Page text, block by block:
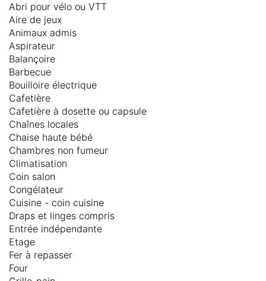
Abri pour vélo ou VTT
Aire de jeux
Animaux admis
Aspirateur
Balançoire
Barbecue
Bouilloire électrique
Cafetière
Cafetière à dosette ou capsule
Chaînes locales
Chaise haute bébé
Chambres non fumeur
Climatisation
Coin salon
Congélateur
Cuisine - coin cuisine
Draps et linges compris
Entrée indépendante
Etage
Fer à repasser
Four